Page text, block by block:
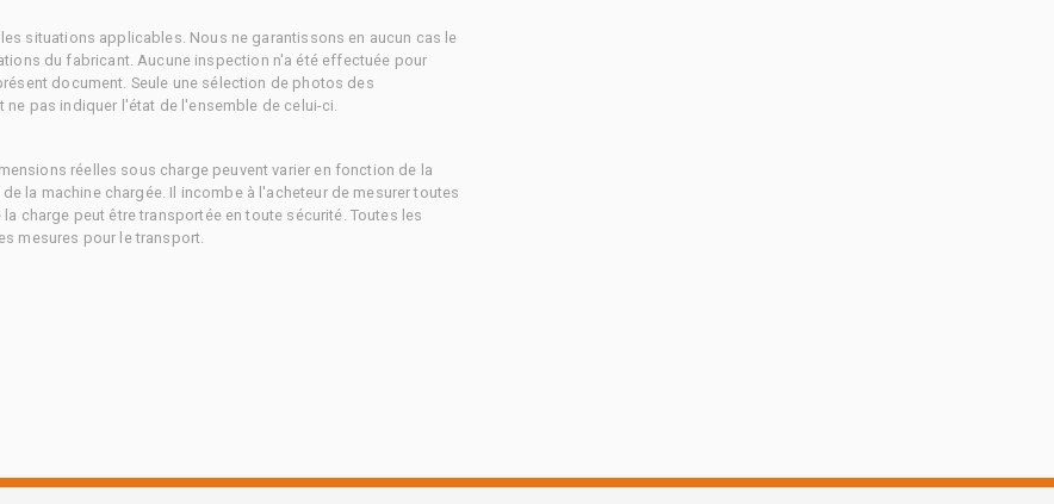
situations applicables. Nous ne garantissons en aucun cas le
du fabricant. Aucune inspection n'a été effectuée pour
document. Seule une sélection de photos des
pas indiquer l'état de l'ensemble de celui-ci.
réelles sous charge peuvent varier en fonction de la
la machine chargée. Il incombe à l'acheteur de mesurer toutes
charge peut être transportée en toute sécurité. Toutes les
mesures pour le transport.